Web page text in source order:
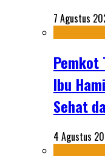
7 Agustus
Pemkot
Ibu
Sehat
4 Agustus